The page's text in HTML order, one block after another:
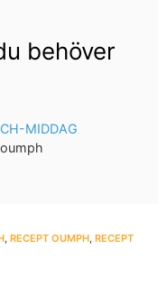
behöver
MIDDAG
RECEPT OUMPH RECEPT